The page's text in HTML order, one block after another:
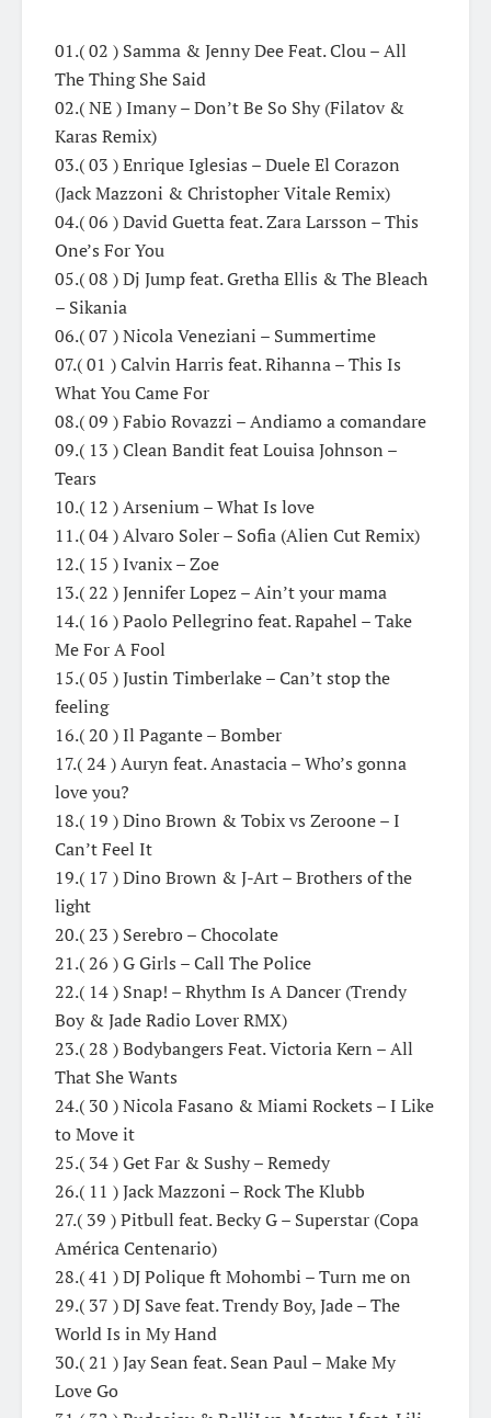
01.( 02 ) Samma & Jenny Dee Feat. Clou – All
The Thing She Said
02.( NE ) Imany – Don’t Be So Shy (Filatov &
Karas Remix)
03.( 03 ) Enrique Iglesias – Duele El Corazon
(Jack Mazzoni & Christopher Vitale Remix)
04.( 06 ) David Guetta feat. Zara Larsson – This
One’s For You
05.( 08 ) Dj Jump feat. Gretha Ellis & The Bleach
– Sikania
06.( 07 ) Nicola Veneziani – Summertime
07.( 01 ) Calvin Harris feat. Rihanna – This Is
What You Came For
08.( 09 ) Fabio Rovazzi – Andiamo a comandare
09.( 13 ) Clean Bandit feat Louisa Johnson –
Tears
10.( 12 ) Arsenium – What Is love
11.( 04 ) Alvaro Soler – Sofia (Alien Cut Remix)
12.( 15 ) Ivanix – Zoe
13.( 22 ) Jennifer Lopez – Ain’t your mama
14.( 16 ) Paolo Pellegrino feat. Rapahel – Take
Me For A Fool
15.( 05 ) Justin Timberlake – Can’t stop the
feeling
16.( 20 ) Il Pagante – Bomber
17.( 24 ) Auryn feat. Anastacia – Who’s gonna
love you?
18.( 19 ) Dino Brown & Tobix vs Zeroone – I
Can’t Feel It
19.( 17 ) Dino Brown & J-Art – Brothers of the
light
20.( 23 ) Serebro – Chocolate
21.( 26 ) G Girls – Call The Police
22.( 14 ) Snap! – Rhythm Is A Dancer (Trendy
Boy & Jade Radio Lover RMX)
23.( 28 ) Bodybangers Feat. Victoria Kern – All
That She Wants
24.( 30 ) Nicola Fasano & Miami Rockets – I Like
to Move it
25.( 34 ) Get Far & Sushy – Remedy
26.( 11 ) Jack Mazzoni – Rock The Klubb
27.( 39 ) Pitbull feat. Becky G – Superstar (Copa
América Centenario)
28.( 41 ) DJ Polique ft Mohombi – Turn me on
29.( 37 ) DJ Save feat. Trendy Boy, Jade – The
World Is in My Hand
30.( 21 ) Jay Sean feat. Sean Paul – Make My
Love Go